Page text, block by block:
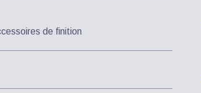
de finition